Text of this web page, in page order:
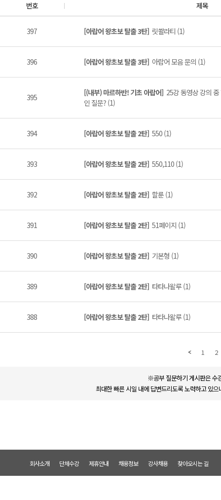
번호 제목
397 [아랍어 왕초보 탈출 3탄] 릿쏼라티 (1)
396 [아랍어 왕초보 탈출 3탄] 아랍어 모음 문의 (1)
395 [(내부) 마르하반! 기초 아랍어] 25강 동영상 강의
인 질문? (1)
394 [아랍어 왕초보 탈출 2탄] 550 (1)
393 [아랍어 왕초보 탈출 2탄] 550,110 (1)
392 [아랍어 왕초보 탈출 2탄] 할룬 (1)
391 [아랍어 왕초보 탈출 2탄] 51페이지 (1)
390 [아랍어 왕초보 탈출 2탄] 기본형 (1)
389 [아랍어 왕초보 탈출 2탄] 타타나왈루 (1)
388 [아랍어 왕초보 탈출 2탄] 타타나왈루 (1)
1 2
※공부 질문하기 게시판은 수
최대한 빠른 시일 내에 답변드리도록 노력하고 있
회사소개 단체수강 제휴안내 채용정보 강사채용 찾아오시는 길